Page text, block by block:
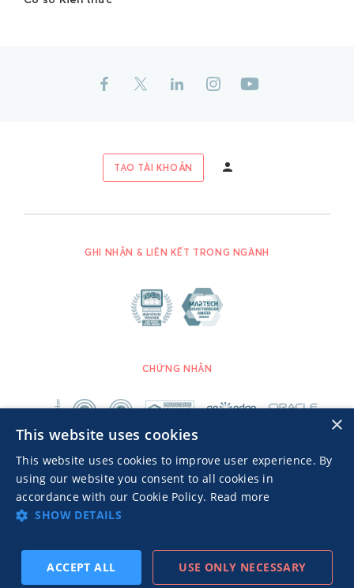
TẠO TÀI KHOẢN
GHI NHẬN & LIÊN KẾT TRONG NGÀNH
© 2026 MGID Inc. Đã đăng ký bản quyền.
Advertisers TOS
CHỨNG NHẬN
×
This website uses cookies
This website uses cookies to improve user experience. By
using our website you consent to all cookies in
accordance with our Cookie Policy. Read more
SHOW DETAILS
ACCEPT ALL USE ONLY NECESSARY